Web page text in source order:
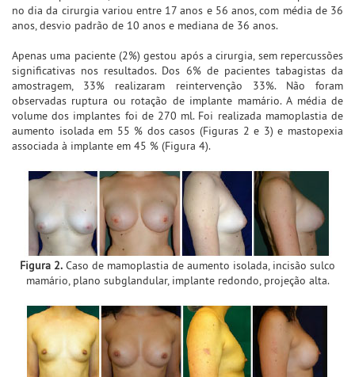
no dia da cirurgia variou entre 17 anos e 56 anos, com média de 36
anos, desvio padrão de 10 anos e mediana de 36 anos.
Apenas uma paciente (2%) gestou após a cirurgia, sem repercussões
significativas nos resultados. Dos 6% de pacientes tabagistas da
amostragem, 33% realizaram reintervenção 33%. Não foram
observadas ruptura ou rotação de implante mamário. A média de
volume dos implantes foi de 270 ml. Foi realizada mamoplastia de
aumento isolada em 55 % dos casos (Figuras 2 e 3) e mastopexia
associada à implante em 45 % (Figura 4).
Figura 2. Caso de mamoplastia de aumento isolada, incisão sulco
mamário, plano subglandular, implante redondo, projeção alta.